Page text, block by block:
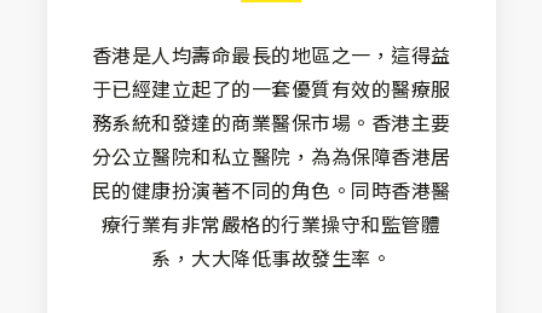
香港是人均壽命最長的地區之一，這得益
于已經建立起了的一套優質有效的醫療服
務系統和發達的商業醫保市場。香港主要
分公立醫院和私立醫院，為為保障香港居
民的健康扮演著不同的角色。同時香港醫
療行業有非常嚴格的行業操守和監管體
系，大大降低事故發生率。